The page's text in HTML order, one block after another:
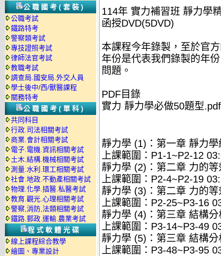
公職國考(套裝)
公職考試
鐵路特考
警察類考試
專技證照考試
律師法官考試
教職考試
調查局.國安局.外交人員
學士後中/西/獸醫課程
關務特考
公職國考(單科)
共同科目
行政.司法相關考試
商業.會計相關考試
電子.電機.資訊相關考試
土木.結構.機械相關考試
測量.水利.環工相關考試
社會.地政.不動產相關考試
物理.化學.插醫.私醫考試
教育.觀光.心理相關考試
警察,消防,法類相關考試
鐵路.郵政.運輸.農業考試
程式軟體光碟
線上課程綜合教學
繪圖、專業設計
114年 實力補習班 靜力學
函授DVD(5DVD)
本課程今年錄製，至於官
年份是代表我們錄製的年
問題。
PDF目錄
實力 靜力學必做50題型.pdf
靜力學 (1)：第一章 靜力
上課範圍：P1-1~P2-12
靜力學 (2)：第二章 力的
上課範圍：P2-4~P2-19
靜力學 (3)：第二章 力的
上課範圍：P2-25~P3-16
靜力學 (4)：第三章 結構分
上課範圍：P3-14~P3-49
靜力學 (5)：第三章 結構分
上課範圍：P3-48~P3-95